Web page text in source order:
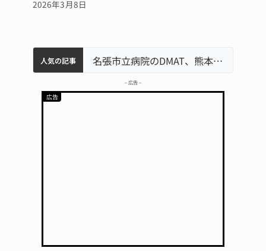
2026年3月8日
人気の記事
名張市水道料金47％値上げへ 答申案、審議会で大筋まとまる
器物損壊容疑で83歳女逮捕 伊賀署
中学校の陶壁モニュメント 地元建設会社がボランティアで清掃 伊賀 名張市立病院のDMAT、熊本地震の被災地へ 能登以来3回目の派遣
– 広告 –